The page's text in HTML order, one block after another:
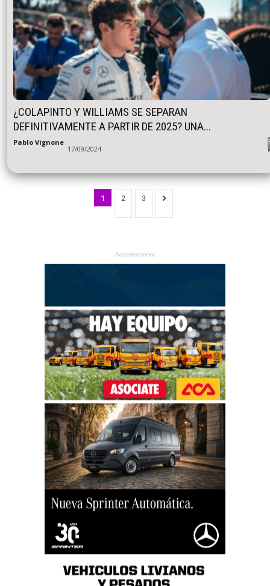
¿COLAPINTO Y WILLIAMS SE SEPARAN
DEFINITIVAMENTE A PARTIR DE 2025? UNA...
Pablo Vignone
- 17/09/2024
1 2 3
- Advertisement -